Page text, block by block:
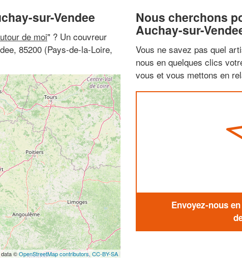
sur-Vendee
de moi" ? Un couvreur
85200 (Pays-de-la-Loire,
data ©OpenStreetMap contributors, CC-BY-SA
Nous cherchons
Auchay-sur-
Vous ne savez pas quel
nous en quelques clics
vous et vous mettons en
Envoyez-nous